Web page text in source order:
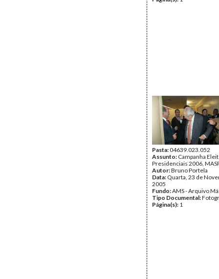
Pasta:04639.023.052
Assunto: Campanha
Presidenciais 2006,
Autor:Bruno Portela
Data: Quarta, 23 de
2005
Fundo:AMS - Arquivo
Tipo Documental:
Página(s): 1